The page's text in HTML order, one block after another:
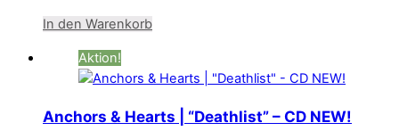
In den Warenkorb
Aktion!
Anchors & Hearts | “Deathlist” – CD NEW!